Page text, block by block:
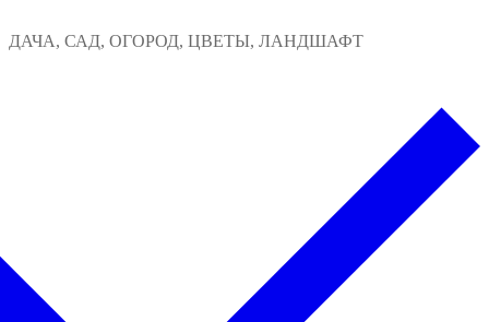
к
ДАЧА, САД, ОГОРОД, ЦВЕТЫ, ЛАНДШАФТ